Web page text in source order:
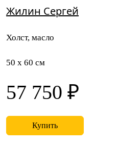
Жилин Сергей
Холст, масло
50 x 60 см
57 750 ₽
Купить